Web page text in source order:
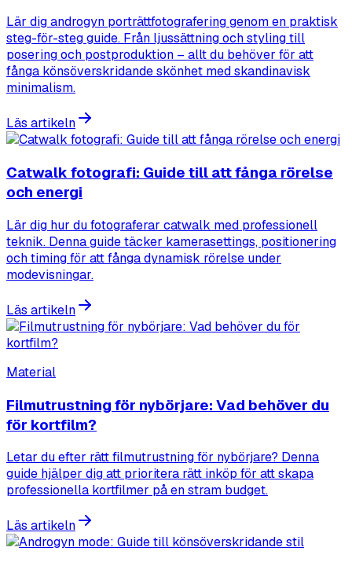
Lär dig androgyn porträttfotografering genom en praktisk
steg-för-steg guide. Från ljussättning och styling till
posering och postproduktion – allt du behöver för att
fånga könsöverskridande skönhet med skandinavisk
minimalism.
Läs artikeln
Catwalk fotografi: Guide till att fånga rörelse
och energi
Lär dig hur du fotograferar catwalk med professionell
teknik. Denna guide täcker kamerasettings, positionering
och timing för att fånga dynamisk rörelse under
modevisningar.
Läs artikeln
Material
Filmutrustning för nybörjare: Vad behöver du
för kortfilm?
Letar du efter rätt filmutrustning för nybörjare? Denna
guide hjälper dig att prioritera rätt inköp för att skapa
professionella kortfilmer på en stram budget.
Läs artikeln